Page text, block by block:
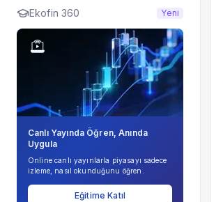
Ekofin 360 Yeni
Canlı Yayında Öğren, Anında
Uygula
Online canlı yayınlarla piyasayı sadece
izleme, nasıl okunduğunu öğren.
Eğitime Katıl